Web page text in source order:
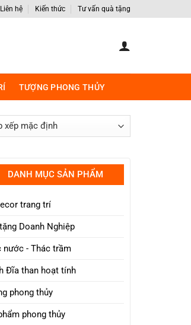
Liên hệ Kiến thức Tư vấn quà tặng
TƯỢNG PHONG THỦY
DANH MỤC SẢN PHẨM
trang trí
Doanh Nghiệp
nước - Thác trầm
Đĩa than hoạt tính
phong thủy
phong thủy